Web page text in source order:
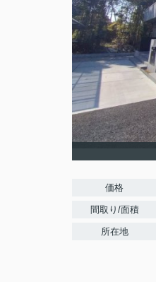
価格
間取り/面積
所在地